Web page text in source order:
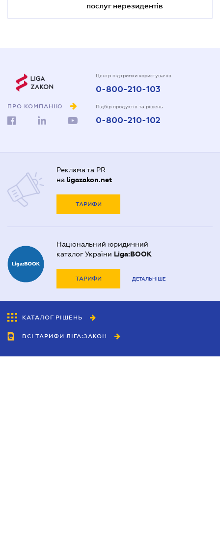
послуг нерезидентів
ПРО КОМПАНІЮ
Центр підтримки користувачів
0-800-210-103
Підбір продуктів та рішень
0-800-210-102
Реклама та PR
на ligazakon.net
ТАРИФИ
Національний юридичний
каталог України Liga:BOOK
ТАРИФИ ДЕТАЛЬНІШЕ
КАТАЛОГ РІШЕНЬ
ВСІ ТАРИФИ ЛІГА:ЗАКОН